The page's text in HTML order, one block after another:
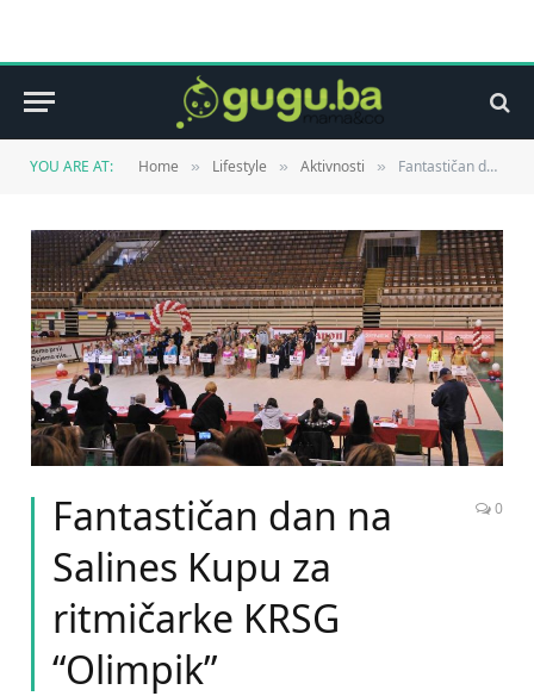
YOU ARE AT: Home » Lifestyle » Aktivnosti » Fantastičan dan na Salines Kupu za ritmičarke KRSG “Olimpik”
Fantastičan dan na
Salines Kupu za
ritmičarke KRSG
“Olimpik”
0